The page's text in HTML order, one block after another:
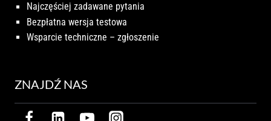
Najczęściej zadawane pytania
Bezpłatna wersja testowa
Wsparcie techniczne – zgłoszenie
ZNAJDŹ NAS